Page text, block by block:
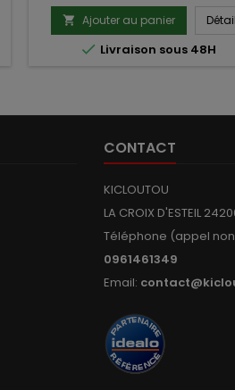
 Ajouter au panier
 Livraison sous 48H
CONTACT
KICLOUTOU
LA CROIX D'ESTEIL
Téléphone (appel
0961461349
Email: